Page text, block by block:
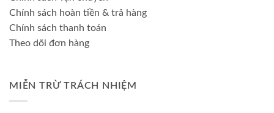
Chính sách hoàn tiền & trả hàng
Chính sách thanh toán
Theo dõi đơn hàng
MIỄN TRỪ TRÁCH NHIỆM